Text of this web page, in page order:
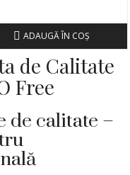
de Calitate
Free
de calitate –
ADAUGĂ ÎN COŞ